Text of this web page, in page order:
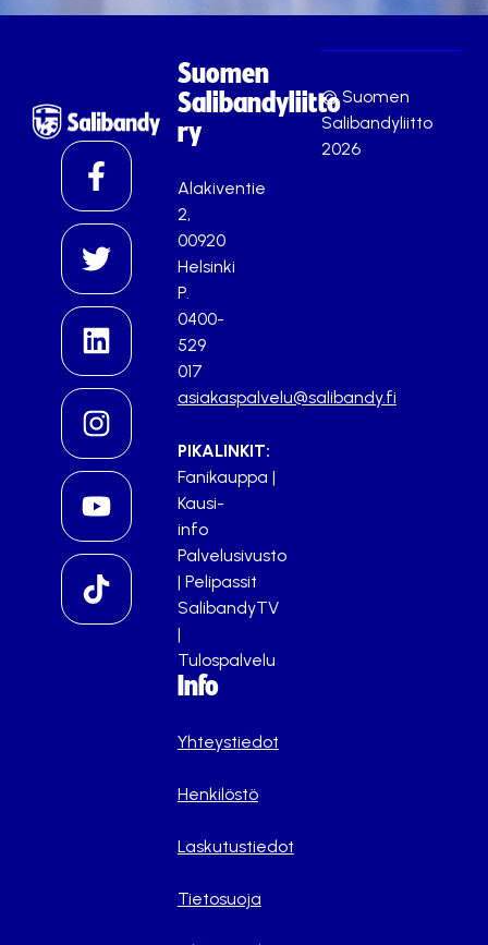
Suomen
Salibandyliitto
ry
Alakiventie
2,
00920
Helsinki
P.
0400-
529
017
asiakaspalvelu@salibandy.fi
PIKALINKIT:
Fanikauppa |
Kausi-
info
Palvelusivusto
| Pelipassit
SalibandyTV
|
Tulospalvelu
Info
Yhteystiedot
Henkilöstö
Laskutustiedot
Tietosuoja
© Suomen
Salibandyliitto
2026